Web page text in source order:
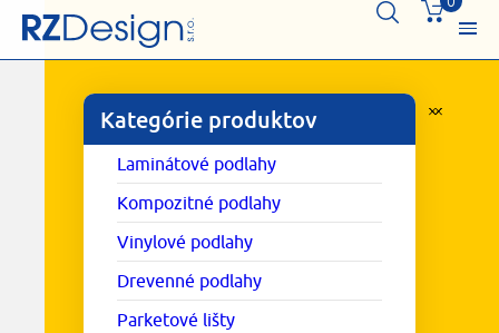
Kategórie produktov
Laminátové podlahy
Kompozitné podlahy
Vinylové podlahy
Drevenné podlahy
Parketové lišty